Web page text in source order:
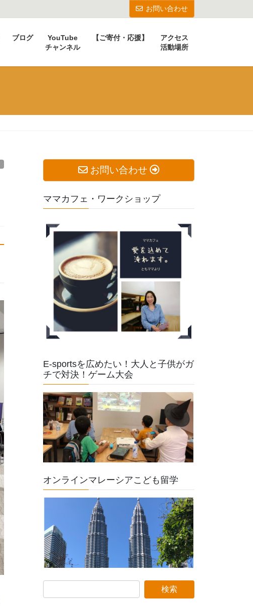
お問い合わせ
ブログ
YouTube
チャンネル
【ご寄付・応援】
アクセス
活動場所
お問い合わせ
ママカフェ・ワークショップ
E-sportsを広めたい！大人と子供がガ
チで対決！ゲーム大会
オンラインマレーシアこども留学